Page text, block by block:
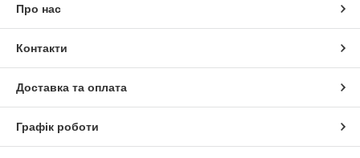
Про нас
Контакти
Доставка та оплата
Графік роботи